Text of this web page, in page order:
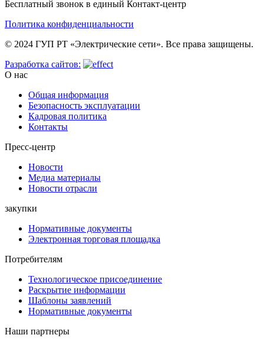
Бесплатный звонок в единый Контакт-центр
Политика конфиденциальности
© 2024 ГУП РТ «Электрические сети». Все права защищены.
Разработка сайтов:
О нас
Общая информация
Безопасность эксплуатации
Кадровая политика
Контакты
Пресс-центр
Новости
Медиа материалы
Новости отрасли
закупки
Нормативные документы
Электронная торговая площадка
Потребителям
Технологическое присоединение
Раскрытие информации
Шаблоны заявлений
Нормативные документы
Наши партнеры